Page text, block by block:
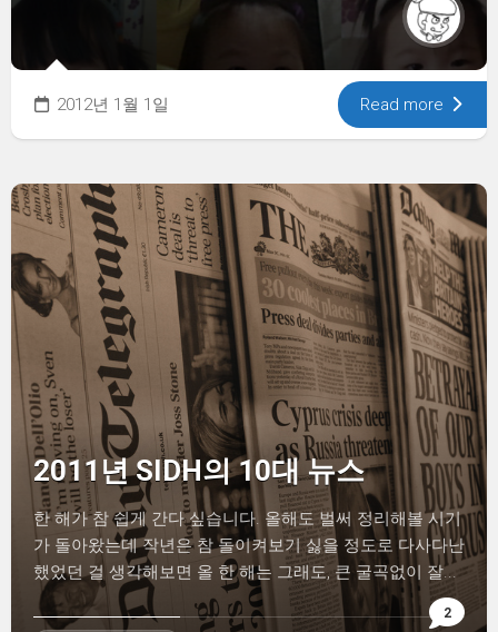
2012년 1월 1일 Read more
2
2011년 SIDH의 10대 뉴스
한 해가 참 쉽게 간다 싶습니다. 올해도 벌써 정리해볼 시기
가 돌아왔는데 작년은 참 돌이켜보기 싫을 정도로 다사다난
했었던 걸 생각해보면 올 한 해는 그래도, 큰 굴곡없이 잘...